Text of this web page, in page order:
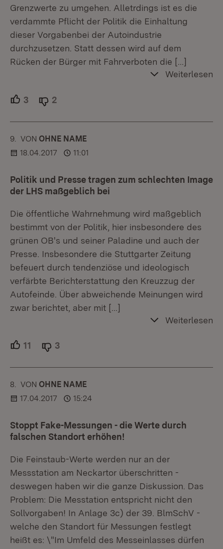
Grenzwerte zu umgehen. Alletrdings ist es die
verdammte Pflicht der Politik die Einhaltung
dieser Vorgabenbei der Autoindustrie
durchzusetzen. Statt dessen wird auf dem
Rücken der Bürger mit Fahrverboten die […]
Weiterlesen
3 Unterstützer.
2
9. KOMMENTAR
VON :OHNE NAME
18.04.2017
11:01
Politik und Presse tragen zum schlechten Image
der LHS maßgeblich bei
Die öffentliche Wahrnehmung wird maßgeblich
bestimmt von der Politik, hier insbesondere des
grünen OB's und seiner Paladine und auch der
Presse. Insbesondere die Stuttgarter Zeitung
befeuert durch tendenziöse und ideologisch
verfärbte Berichterstattung den Kreuzzug der
Autofeinde. Über abweichende Meinungen wird
zwar berichtet, aber mit […]
Weiterlesen
11 Unterstützer.
3
8. KOMMENTAR
VON :OHNE NAME
17.04.2017
15:24
Stoppt Fake-Messungen - die Werte durch
falschen Standort erhöhen!
Die Feinstaub-Werte werden nur an der
Messstation am Neckartor überschritten -
deswegen haben wir die ganze Diskussion. Das
Problem: Die Messtation entspricht nicht den
Sollvorgaben! In Anlage 3c) der 39. BlmSchV -
welche den Standort für Messungen festlegt
heißt es: \"Im Umfeld des Messeinlasses dürfen